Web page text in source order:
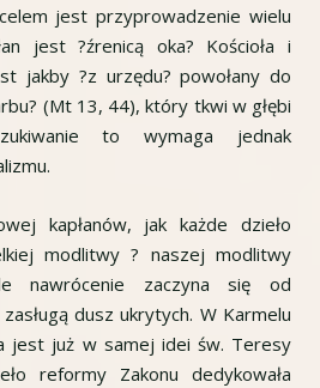
jest przyprowadzenie wielu
jest ?źrenicą oka? Kościoła i
jakby ?z urzędu? powołany do
(Mt 13, 44), który tkwi w głębi
to wymaga jednak
kapłanów, jak każde dzieło
modlitwy ? naszej modlitwy
nawrócenie zaczyna się od
dusz ukrytych. W Karmelu
jest już w samej idei św. Teresy
reformy Zakonu dedykowała